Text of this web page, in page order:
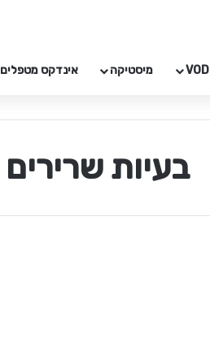
VOD מיסטיקה אינדקס מטפלים
בעיות שרירים